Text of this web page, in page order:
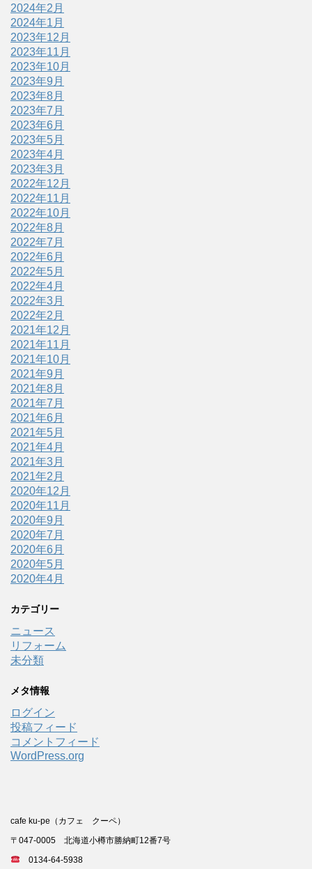
2024年2月
2024年1月
2023年12月
2023年11月
2023年10月
2023年9月
2023年8月
2023年7月
2023年6月
2023年5月
2023年4月
2023年3月
2022年12月
2022年11月
2022年10月
2022年8月
2022年7月
2022年6月
2022年5月
2022年4月
2022年3月
2022年2月
2021年12月
2021年11月
2021年10月
2021年9月
2021年8月
2021年7月
2021年6月
2021年5月
2021年4月
2021年3月
2021年2月
2020年12月
2020年11月
2020年9月
2020年7月
2020年6月
2020年5月
2020年4月
カテゴリー
ニュース
リフォーム
未分類
メタ情報
ログイン
投稿フィード
コメントフィード
WordPress.org
cafe ku-pe（カフェ クーペ）
〒047-0005 北海道小樽市勝納町12番7号
0134-64-5938